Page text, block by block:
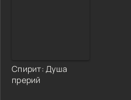
Спирит: Душа
прерий